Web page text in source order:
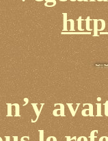
n’y